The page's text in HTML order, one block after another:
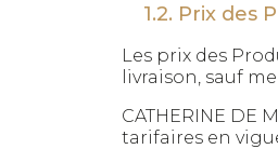
1.2. Prix des
Les prix des
livraison, sauf
CATHERINE DE
tarifaires en